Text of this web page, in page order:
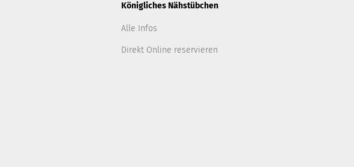
Königliches Nähstübchen
Alle Infos
Direkt Online reservieren